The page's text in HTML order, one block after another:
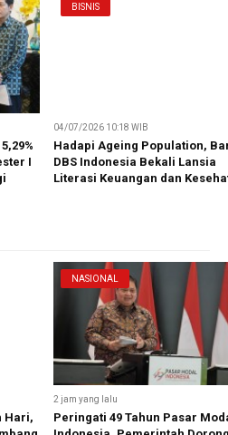
I
BISNIS
04/07/2026 10:18 WIB
Hadapi Ageing Population,
DBS Indonesia Bekali Lansia
Literasi Keuangan dan
Hari,
NASIONAL
2 jam yang lalu
Peringati 49 Tahun Pasar